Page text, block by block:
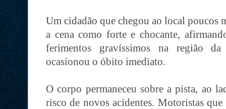
Um cidadão que chegou ao local poucos
a cena como forte e chocante,
ferimentos gravíssimos na região
ocasionou o óbito imediato.
O corpo permaneceu sobre a pista, ao
risco de novos acidentes. Motoristas